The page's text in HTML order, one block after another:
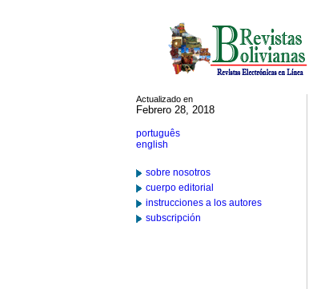
Actualizado en
Febrero 28, 2018
português
english
sobre nosotros
cuerpo editorial
instrucciones a los autores
subscripción